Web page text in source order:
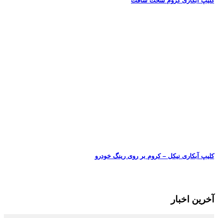
کلیپ آبکاری نیکل – کروم بر روی رینگ خودرو
آخرین اخبار